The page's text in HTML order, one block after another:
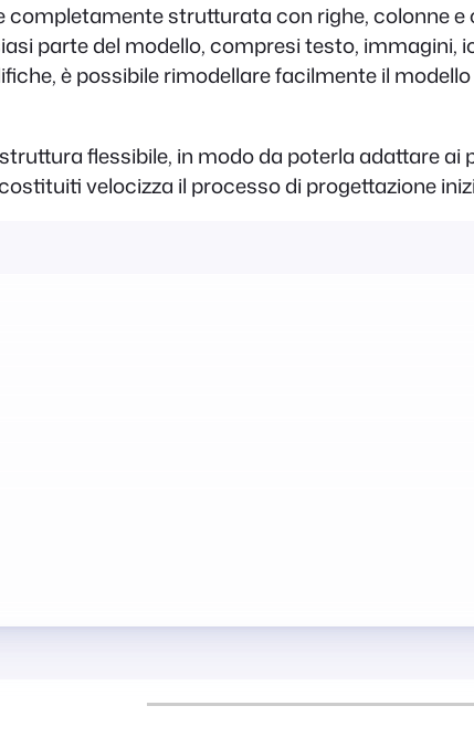
completamente strutturata con righe, colonne
parte del modello, compresi testo, immagini,
è possibile rimodellare facilmente il
flessibile, in modo da poterla adattare
velocizza il processo di progettazione